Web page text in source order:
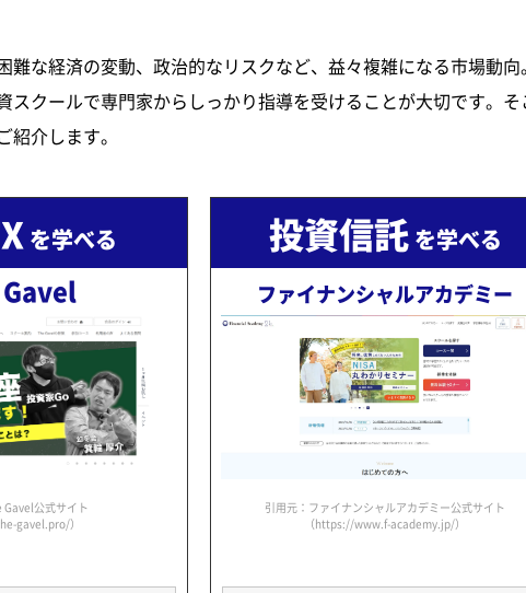
難な経済の変動、政治的なリスクなど、益々複雑になる市場動
スクールで専門家からしっかり指導を受けることが大切です。
紹介します。
を学べる
Gavel公式サイト
gavel.pro/）
投資信託を学べる
ファイナンシャルアカデミー
引用元：ファイナンシャルアカデミー公式サイト
（https://www.f-academy.jp/）